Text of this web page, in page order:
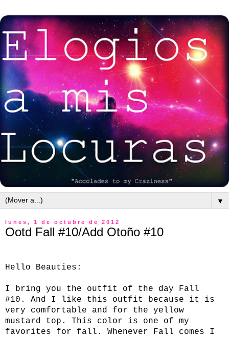
▼
lunes, 1 de octubre de 2012
Ootd Fall #10/Add Otoño #10
Hello Beauties:
I bring you the outfit of the day Fall
#10. And I like this outfit because it is
very comfortable and for the yellow
mustard top. This color is one of my
favorites for fall. Whenever Fall comes I